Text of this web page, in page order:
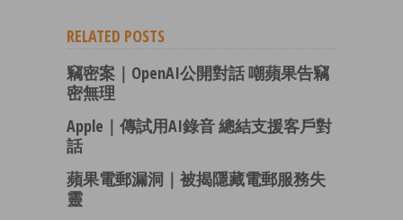
RELATED POSTS
竊密案｜OpenAI公開對話 嘲蘋果告竊
密無理
Apple｜傳試用AI錄音 總結支援客戶對
話
蘋果電郵漏洞｜被揭隱藏電郵服務失
靈